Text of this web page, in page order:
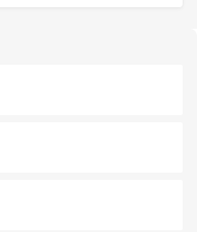
情を楽しめる外せないスポット